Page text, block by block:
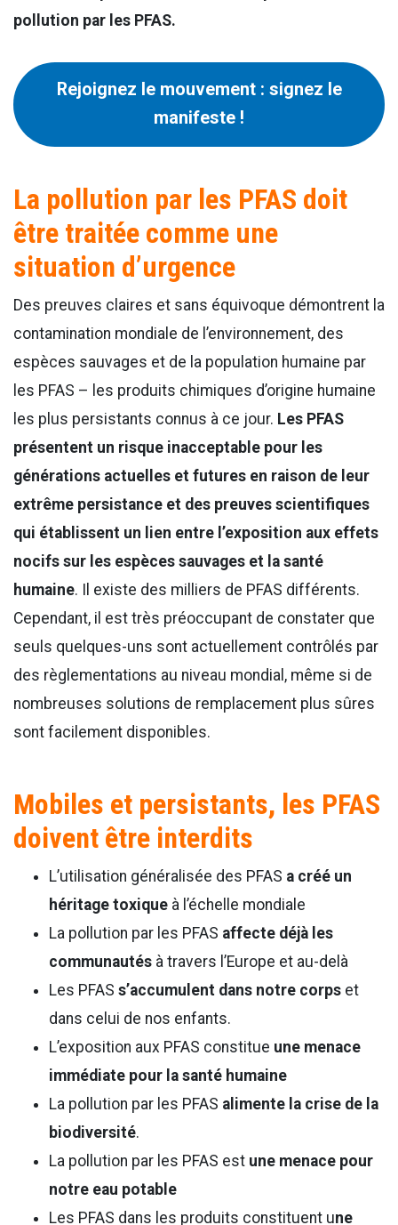
pollution par les PFAS.
Rejoignez le mouvement : signez le
manifeste !
La pollution par les PFAS doit
être traitée comme une
situation d’urgence
Des preuves claires et sans équivoque démontrent la
contamination mondiale de l’environnement, des
espèces sauvages et de la population humaine par
les PFAS – les produits chimiques d’origine humaine
les plus persistants connus à ce jour. Les PFAS
présentent un risque inacceptable pour les
générations actuelles et futures en raison de leur
extrême persistance et des preuves scientifiques
qui établissent un lien entre l’exposition aux effets
nocifs sur les espèces sauvages et la santé
humaine. Il existe des milliers de PFAS différents.
Cependant, il est très préoccupant de constater que
seuls quelques-uns sont actuellement contrôlés par
des règlementations au niveau mondial, même si de
nombreuses solutions de remplacement plus sûres
sont facilement disponibles.
Mobiles et persistants, les PFAS
doivent être interdits
L’utilisation généralisée des PFAS a créé un
héritage toxique à l’échelle mondiale
La pollution par les PFAS affecte déjà les
communautés à travers l’Europe et au-delà
Les PFAS s’accumulent dans notre corps et
dans celui de nos enfants.
L’exposition aux PFAS constitue une menace
immédiate pour la santé humaine
La pollution par les PFAS alimente la crise de la
biodiversité.
La pollution par les PFAS est une menace pour
notre eau potable
Les PFAS dans les produits constituent une